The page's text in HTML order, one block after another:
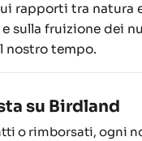
rapporti tra natura
sulla fruizione dei
nostro tempo.
su Birdland
o rimborsati, ogni